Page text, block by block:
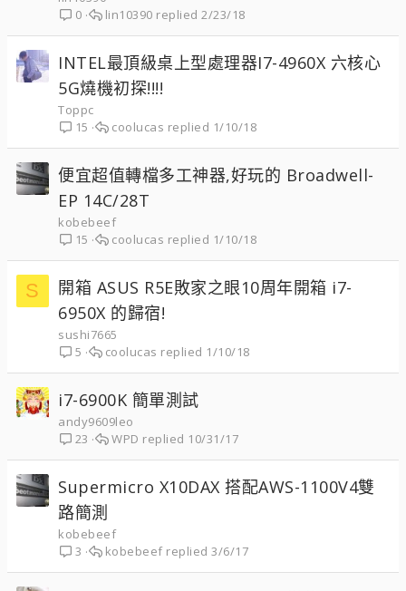
0
2/23/18
lin10390
INTEL最頂級桌上型處理器I7-4960X 六核心
5G燒機初探!!!!
Toppc
15
1/10/18
coolucas
便宜超值轉檔多工神器,好玩的 Broadwell-
EP 14C/28T
kobebeef
15
1/10/18
coolucas
S
開箱 ASUS R5E敗家之眼10周年開箱 i7-
6950X 的歸宿!
sushi7665
5
1/10/18
coolucas
i7-6900K 簡單測試
andy9609leo
23
10/31/17
WPD
Supermicro X10DAX 搭配AWS-1100V4雙
路簡測
kobebeef
3
3/6/17
kobebeef